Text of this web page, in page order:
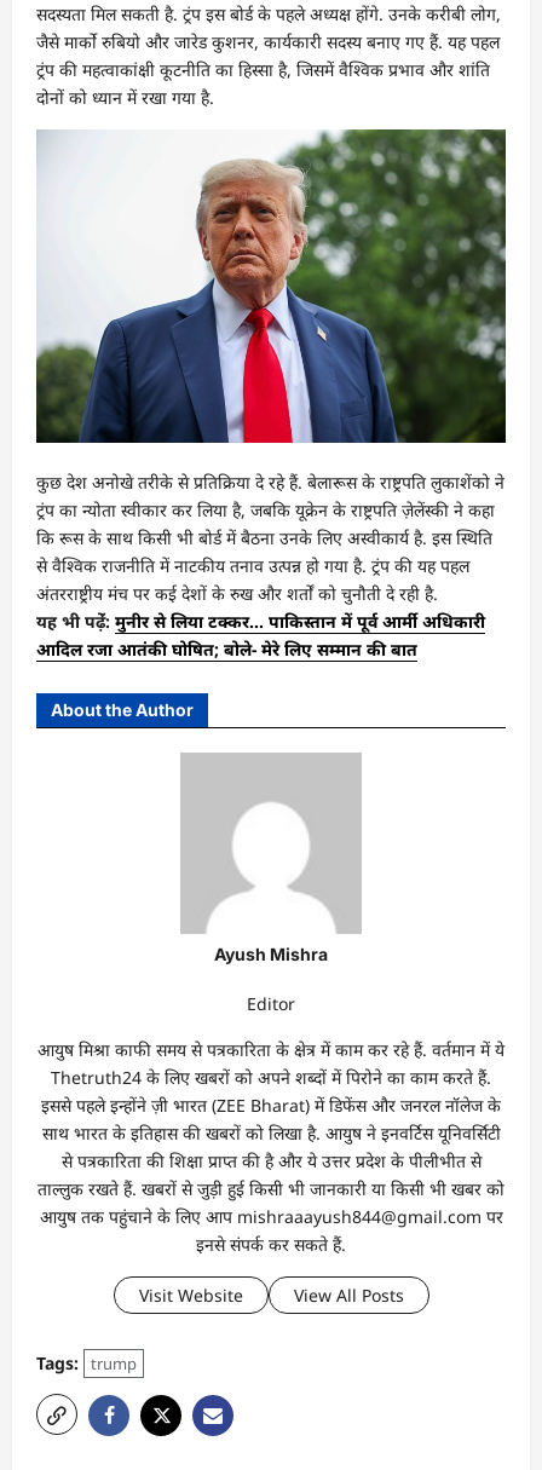
सदस्यता मिल सकती है. ट्रंप इस बोर्ड के पहले अध्यक्ष होंगे. उनके करीबी लोग,
जैसे मार्को रुबियो और जारेड कुशनर, कार्यकारी सदस्य बनाए गए हैं. यह पहल
ट्रंप की महत्वाकांक्षी कूटनीति का हिस्सा है, जिसमें वैश्विक प्रभाव और शांति
दोनों को ध्यान में रखा गया है.
कुछ देश अनोखे तरीके से प्रतिक्रिया दे रहे हैं. बेलारूस के राष्ट्रपति लुकाशेंको ने
ट्रंप का न्योता स्वीकार कर लिया है, जबकि यूक्रेन के राष्ट्रपति ज़ेलेंस्की ने कहा
कि रूस के साथ किसी भी बोर्ड में बैठना उनके लिए अस्वीकार्य है. इस स्थिति
से वैश्विक राजनीति में नाटकीय तनाव उत्पन्न हो गया है. ट्रंप की यह पहल
अंतरराष्ट्रीय मंच पर कई देशों के रुख और शर्तों को चुनौती दे रही है.
यह भी पढ़ेंं: मुनीर से लिया टक्कर… पाकिस्तान में पूर्व आर्मी अधिकारी
आदिल रजा आतंकी घोषित; बोले- मेरे लिए सम्मान की बात
About the Author
Ayush Mishra
Editor
आयुष मिश्रा काफी समय से पत्रकारिता के क्षेत्र में काम कर रहे हैं. वर्तमान में ये
Thetruth24 के लिए खबरों को अपने शब्दों में पिरोने का काम करते हैं.
इससे पहले इन्होंने ज़ी भारत (ZEE Bharat) में डिफेंस और जनरल नॉलेज के
साथ भारत के इतिहास की खबरों को लिखा है. आयुष ने इनवर्टिस यूनिवर्सिटी
से पत्रकारिता की शिक्षा प्राप्त की है और ये उत्तर प्रदेश के पीलीभीत से
ताल्लुक रखते हैं. खबरों से जुड़ी हुई किसी भी जानकारी या किसी भी खबर को
आयुष तक पहुंचाने के लिए आप mishraaayush844@gmail.com पर
इनसे संपर्क कर सकते हैं.
Visit Website View All Posts
Tags: trump